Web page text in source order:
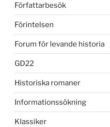
Författarbesök
Förintelsen
Forum för levande historia
GD22
Historiska romaner
Informationssökning
Klassiker